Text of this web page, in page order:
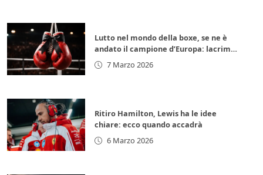
Lutto nel mondo della boxe, se ne è
andato il campione d’Europa: lacrime
per la leggenda italiana
7 Marzo 2026
Ritiro Hamilton, Lewis ha le idee
chiare: ecco quando accadrà
6 Marzo 2026